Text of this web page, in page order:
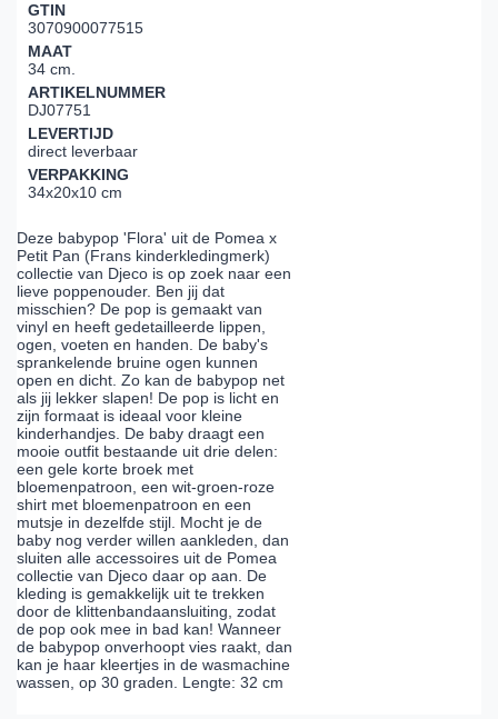
GTIN
3070900077515
MAAT
34 cm.
ARTIKELNUMMER
DJ07751
LEVERTIJD
direct leverbaar
VERPAKKING
34x20x10 cm
Deze babypop 'Flora' uit de Pomea x
Petit Pan (Frans kinderkledingmerk)
collectie van Djeco is op zoek naar een
lieve poppenouder. Ben jij dat
misschien? De pop is gemaakt van
vinyl en heeft gedetailleerde lippen,
ogen, voeten en handen. De baby's
sprankelende bruine ogen kunnen
open en dicht. Zo kan de babypop net
als jij lekker slapen! De pop is licht en
zijn formaat is ideaal voor kleine
kinderhandjes. De baby draagt een
mooie outfit bestaande uit drie delen:
een gele korte broek met
bloemenpatroon, een wit-groen-roze
shirt met bloemenpatroon en een
mutsje in dezelfde stijl. Mocht je de
baby nog verder willen aankleden, dan
sluiten alle accessoires uit de Pomea
collectie van Djeco daar op aan. De
kleding is gemakkelijk uit te trekken
door de klittenbandaansluiting, zodat
de pop ook mee in bad kan! Wanneer
de babypop onverhoopt vies raakt, dan
kan je haar kleertjes in de wasmachine
wassen, op 30 graden. Lengte: 32 cm